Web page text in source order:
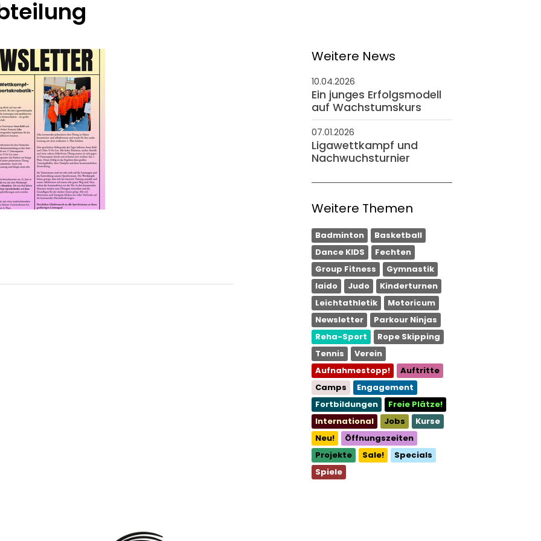
Weitere News
10.04.2026
Ein junges Erfolgsmodell
auf Wachstumskurs
07.01.2026
Ligawettkampf und
Nachwuchsturnier
Weitere Themen
Badminton
Basketball
Dance KIDS
Fechten
Group Fitness
Gymnastik
Iaido
Judo
Kinderturnen
Leichtathletik
Motoricum
Newsletter
Parkour Ninjas
Reha-Sport
Rope Skipping
Tennis
Verein
Aufnahmestopp!
Auftritte
Camps
Engagement
Fortbildungen
Freie Plätze!
International
Jobs
Kurse
Neu!
Öffnungszeiten
Projekte
Sale!
Specials
Spiele